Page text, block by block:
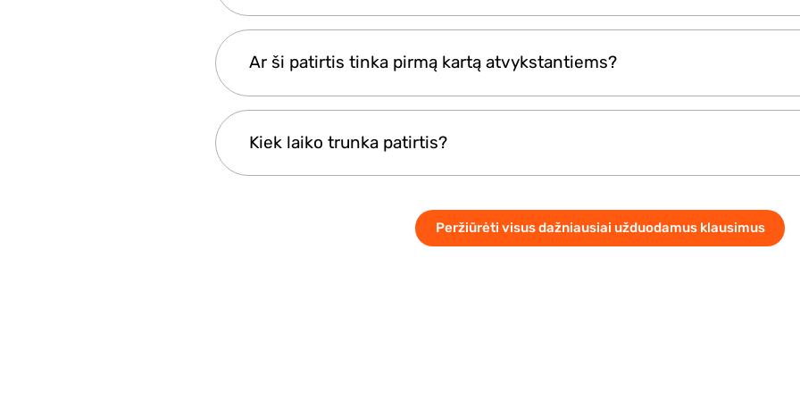
asmenims ar grupėms.
Ar ši patirtis tinka pirmą kartą atvykstantiems?
užtikrindami patogią ir sklandžią patirtį.
Kiek laiko trunka patirtis?
Bendra trukmė priklauso nuo pasirinkto paketo ir paprastai svyruoja nuo
Peržiūrėti visus dažniausiai užduodamus klausimus